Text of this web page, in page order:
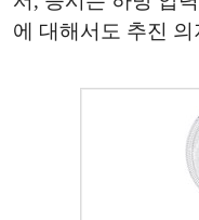
에 대해서도 추진